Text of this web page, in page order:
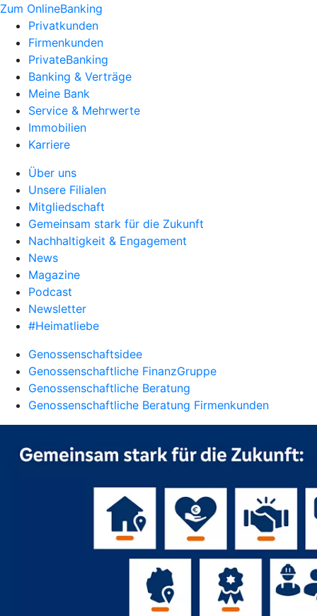
Zum OnlineBanking
Privatkunden
Firmenkunden
PrivateBanking
Banking & Verträge
Meine Bank
Service & Mehrwerte
Immobilien
Karriere
Über uns
Unsere Filialen
Mitgliedschaft
Gemeinsam stark für die Zukunft
Nachhaltigkeit & Engagement
News
Magazine
Podcast
Newsletter
#Heimatliebe
Genossenschaftsidee
Genossenschaftliche FinanzGruppe
Genossenschaftliche Beratung
Genossenschaftliche Beratung Firmenkunden